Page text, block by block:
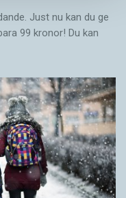
Just nu kan du ge
99 kronor! Du kan